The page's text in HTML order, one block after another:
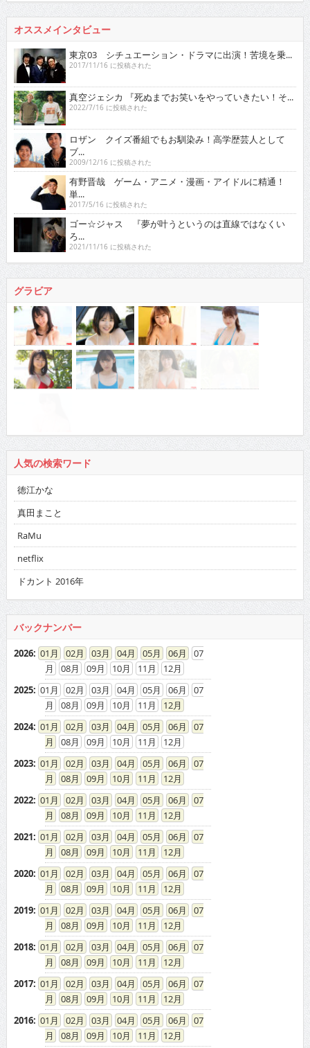
オススメインタビュー
東京03 シチュエーション・ドラマに出演！苦境を乗...
ブ...
2009/12/16 に投稿された
有野晋哉 ゲーム・アニメ・漫画・アイドルに精通！
単...
2017/5/16 に投稿された
ゴー☆ジャス 『夢が叶うというのは直線ではなくい
ろ...
2021/11/16 に投稿された
グラビア
人気の検索ワード
真田まこと
RaMu
netflix
ドカント 2016年
バックナンバー
2026 : 01
08
09 10 11
12
01 02 03 04 05 06
08
09 10 11
12
01 02 03 04 05 06
08
09 10 11
12
01 02 03 04 05 06
08
09 10 11
12
01 02 03 04 05 06
08
09 10 11
12
01 02 03 04 05 06
08
09 10 11
12
01 02 03 04 05 06
08
09 10 11
12
01 02 03 04 05 06
08
09 10 11
12
01 02 03 04 05 06
08
09 10 11
12
01 02 03 04 05 06
08
09 10 11
12
01 02 03 04 05 06
08
09 10 11
12
01 02 03 04 05 06